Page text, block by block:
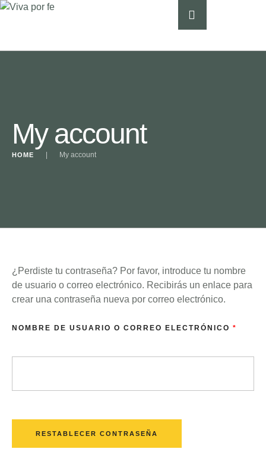
My account
HOME | My account
¿Perdiste tu contraseña? Por favor, introduce tu nombre
de usuario o correo electrónico. Recibirás un enlace para
crear una contraseña nueva por correo electrónico.
NOMBRE DE USUARIO O CORREO ELECTRÓNICO *
RESTABLECER CONTRASEÑA